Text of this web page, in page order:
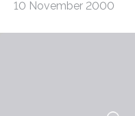
10 November 2000